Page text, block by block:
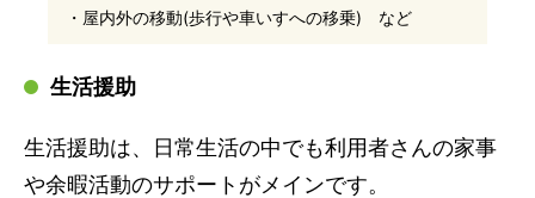
・屋内外の移動(歩行や車いすへの移乗) など
生活援助
生活援助は、日常生活の中でも利用者さんの家事
や余暇活動のサポートがメインです。